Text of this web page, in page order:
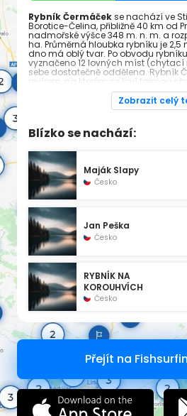
Rybník Čermáčekse nachází ve
Borotice-Čelina, přibližně 40 km od
nadmořské výšce 348 m. n. m. a
ha. Průměrná hloubka rybníku je
dno má oblý tvar. Po obvodu
vyznačeno 12 lovných míst (chytací
sebe dostatečně oddělena. Rybník
revírem, na kterém se loví formou
pusť (pstruzi, kapři, amuři a jeseteři).
– neděle. Pokud si budete chtít u
přípravu.
Zobrazit celý
Blízko se nachází:
Maják Slapy
Česko
Jan Peška
Česko
RYBNÍK NA
KOROUHVÍCH
Česko
Přejít na